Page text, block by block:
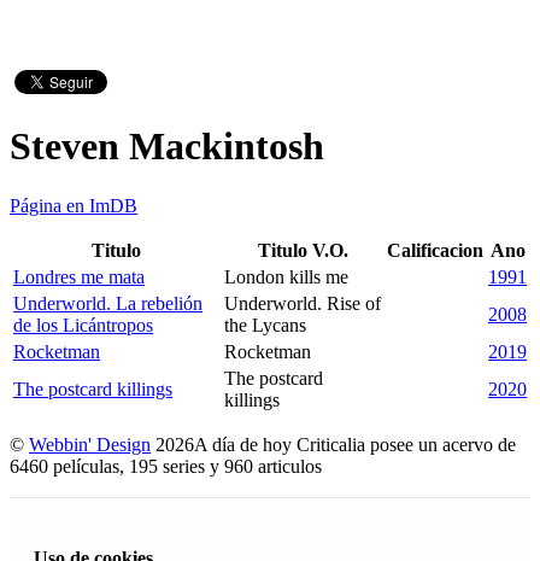
Steven Mackintosh
Página en ImDB
Titulo Titulo V.O. Calificacion Ano
Londres me mata
London kills me
1991
Underworld. La rebelión
de los Licántropos
Underworld. Rise of
the Lycans
2008
Rocketman
Rocketman
2019
The postcard killings
The postcard
killings
2020
© Webbin' Design 2026A día de hoy Criticalia posee un acervo de
6460 películas, 195 series y 960 articulos